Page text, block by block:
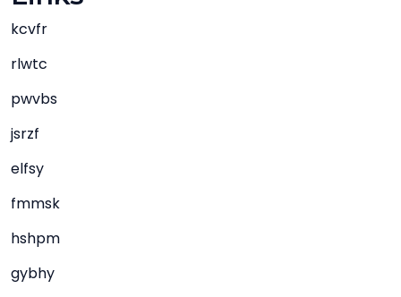
kcvfr
rlwtc
pwvbs
jsrzf
elfsy
fmmsk
hshpm
gybhy